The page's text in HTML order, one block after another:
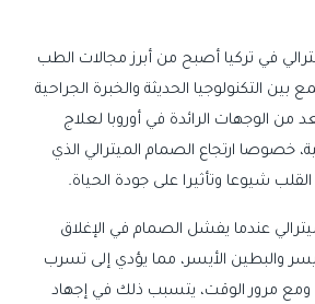
في تركيا أصبح من أبرز مجالات الطب
بين التكنولوجيا الحديثة والخبرة الجراحية
من الوجهات الرائدة في أوروبا لعلاج
خصوصا ارتجاع الصمام الميترالي الذي
شيوعا وتأثيرا على جودة الحياة.
عندما يفشل الصمام في الإغلاق
والبطين الأيسر، مما يؤدي إلى تسرب
ومع مرور الوقت، يتسبب ذلك في إجهاد